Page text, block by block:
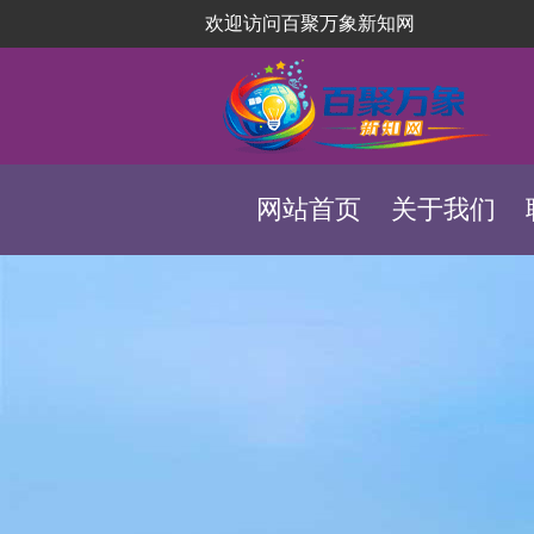
欢迎访问百聚万象新知网
网站首页 关于我们